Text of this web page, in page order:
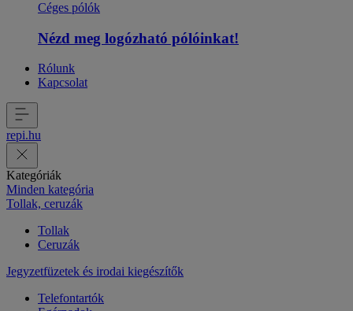
Céges pólók
Nézd meg logózható pólóinkat!
Rólunk
Kapcsolat
repi.hu
Kategóriák
Minden kategória
Tollak, ceruzák
Tollak
Ceruzák
Jegyzetfüzetek és irodai kiegészítők
Telefontartók